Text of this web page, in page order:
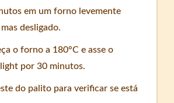
em um forno levemente
desligado.
o forno a 180°C e asse o
por 30 minutos.
do palito para verificar se está